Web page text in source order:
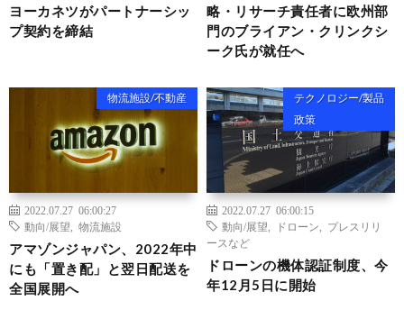
ヨーカネツがパートナーシッ
プ契約を締結
略・リサーチ責任者に欧州部
門のブライアン・クリンクシ
ーク氏が就任へ
物流施設/不動産
2022.07.27 06:00:27
動向/展望
物流施設
アマゾンジャパン、2022年中
にも「置き配」と翌日配送を
全国展開へ
テクノロジー/製品
政策
2022.07.27 06:00:15
動向/展望
ドローン
プレスリリ
ースなど
ドローンの機体認証制度、今
年12月5日に開始